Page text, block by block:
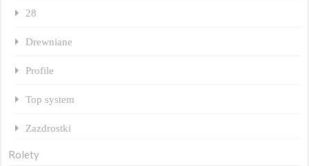
28
Drewniane
Profile
Top system
Zazdrostki
Rolety